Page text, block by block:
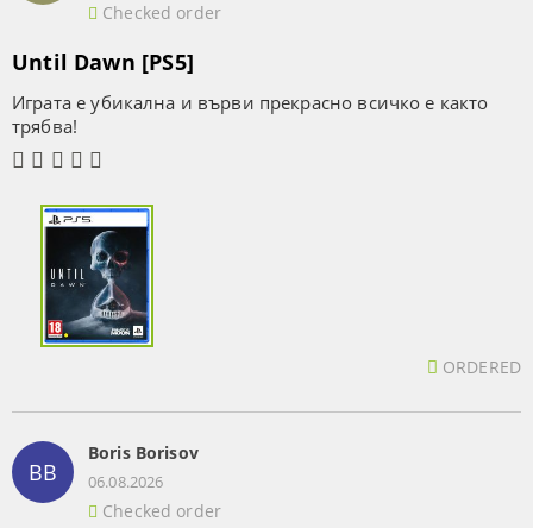
Checked order
Until Dawn [PS5]
Играта е убикална и върви прекрасно всичко е както
трябва!
ORDERED
BB
Boris Borisov
06.08.2026
Checked order